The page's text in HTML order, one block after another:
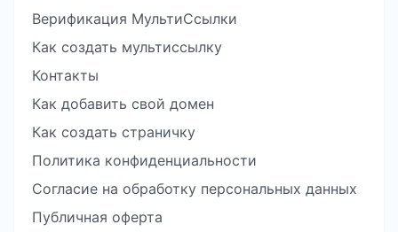
Верификация МультиСсылки
Как создать мультиссылку
Контакты
Как добавить свой домен
Как создать страничку
Политика конфиденциальности
Согласие на обработку персональных данных
Публичная оферта